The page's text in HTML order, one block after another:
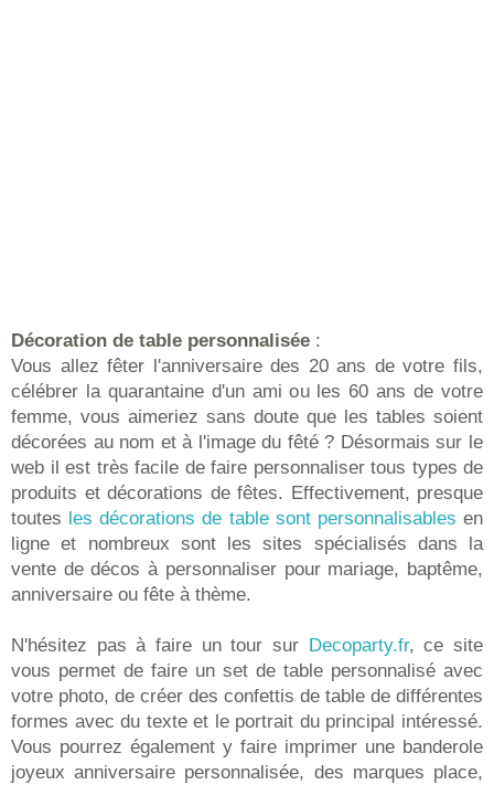
Décoration de table personnalisée :
Vous allez fêter l'anniversaire des 20 ans de votre fils,
célébrer la quarantaine d'un ami ou les 60 ans de votre
femme, vous aimeriez sans doute que les tables soient
décorées au nom et à l'image du fêté ? Désormais sur le
web il est très facile de faire personnaliser tous types de
produits et décorations de fêtes. Effectivement, presque
toutes les décorations de table sont personnalisables en
ligne et nombreux sont les sites spécialisés dans la
vente de décos à personnaliser pour mariage, baptême,
anniversaire ou fête à thème.
N'hésitez pas à faire un tour sur Decoparty.fr, ce site
vous permet de faire un set de table personnalisé avec
votre photo, de créer des confettis de table de différentes
formes avec du texte et le portrait du principal intéressé.
Vous pourrez également y faire imprimer une banderole
joyeux anniversaire personnalisée, des marques place,